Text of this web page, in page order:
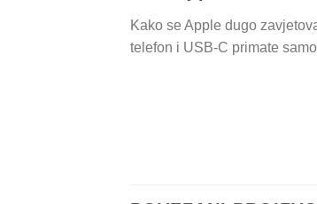
Kako se Apple dugo
telefon i USB-C primate